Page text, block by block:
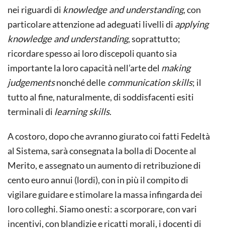
nei riguardi di knowledge and understanding, con
particolare attenzione ad adeguati livelli di applying
knowledge and understanding, so­prattutto;
ricordare spesso ai loro discepoli quanto sia
importante la loro capacità nell’arte del making
judgementsnonché delle communication skills; il
tutto al fine, naturalmente, di soddisfacenti esiti
terminali di learning skills.
A costoro, dopo che avranno giurato coi fatti Fedeltà
al Sistema, sarà consegnata la bolla di Docente al
Merito, e assegnato un aumento di retribuzione di
cento euro annui (lordi), con in più il compito di
vigilare guidare e stimolare la massa infingarda dei
loro colleghi. Siamo onesti: a scorporare, con vari
incentivi, con blandizie e ricatti morali, i docenti di